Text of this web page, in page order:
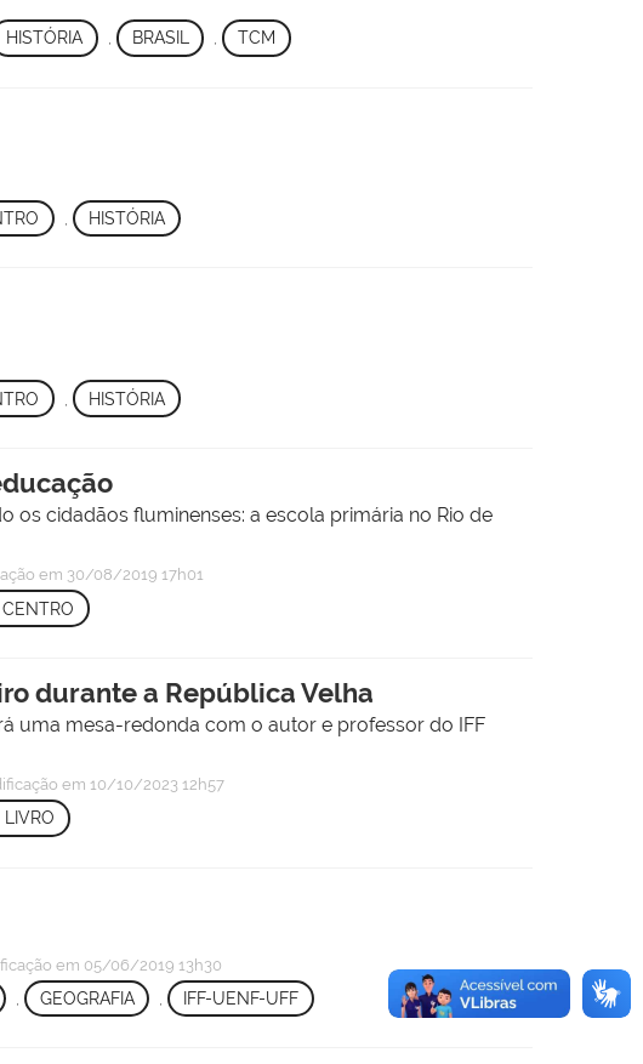
HISTÓRIA , BRASIL , TCM
, HISTÓRIA
, HISTÓRIA
os cidadãos fluminenses: a escola primária no Rio de
em 30/08/2019 17h01
durante a República Velha
uma mesa-redonda com o autor e professor do IFF
em 10/10/2023 12h57
em 05/06/2019 13h30
GEOGRAFIA , IFF-UENF-UFF